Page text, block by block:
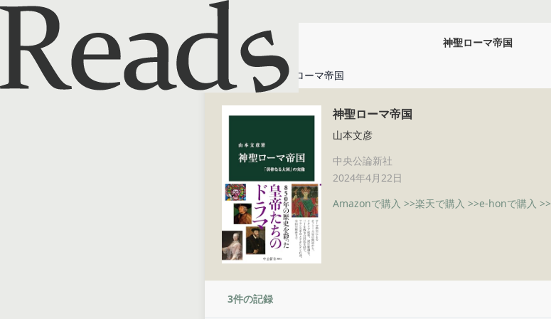
神聖ローマ帝国
神聖ローマ帝国
神聖ローマ帝国
山本文彦
中央公論新社
2024年4月22日
Amazonで購入 >>楽天で購入 >>e-honで購入 >>
3件の記録